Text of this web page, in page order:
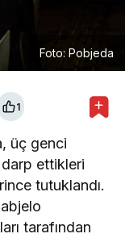
Foto: Pobjeda
1
üç genci
ettikleri
tutuklandı.
tarafından